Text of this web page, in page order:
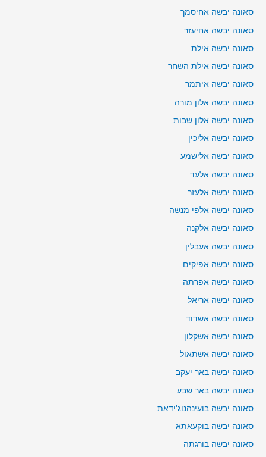
סאונה יבשה אחיסמך
סאונה יבשה אחיעזר
סאונה יבשה אילת
סאונה יבשה אילת השחר
סאונה יבשה איתמר
סאונה יבשה אלון מורה
סאונה יבשה אלון שבות
סאונה יבשה אליכין
סאונה יבשה אלישמע
סאונה יבשה אלעד
סאונה יבשה אלעזר
סאונה יבשה אלפי מנשה
סאונה יבשה אלקנה
סאונה יבשה אעבלין
סאונה יבשה אפיקים
סאונה יבשה אפרתה
סאונה יבשה אריאל
סאונה יבשה אשדוד
סאונה יבשה אשקלון
סאונה יבשה אשתאול
סאונה יבשה באר יעקב
סאונה יבשה באר שבע
סאונה יבשה בועינהנוג'ידאת
סאונה יבשה בוקעאתא
סאונה יבשה בורגתה